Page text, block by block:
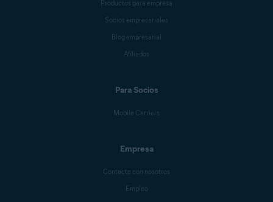
Productos para empresa
Socios empresariales
Blog empresarial
Afiliados
Para Socios
Mobile Carriers
Empresa
Contacte con nosotros
Empleo